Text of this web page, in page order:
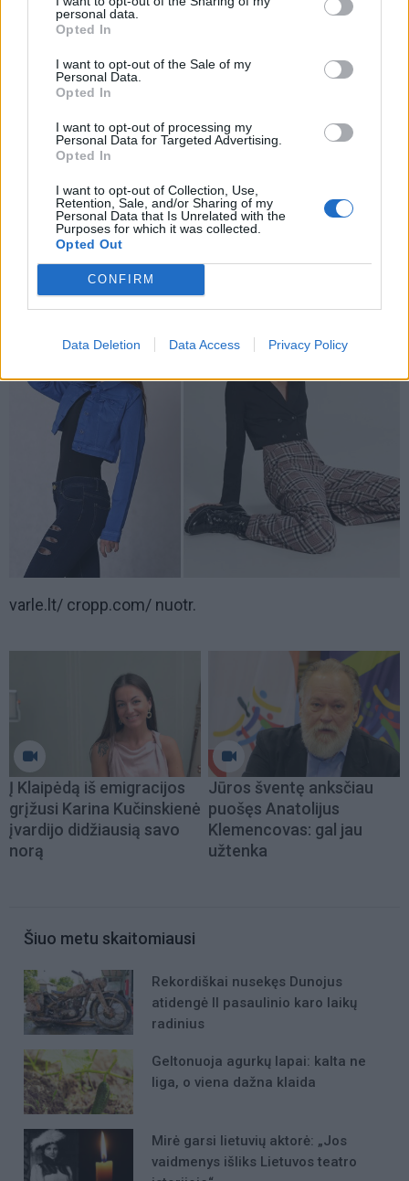
personal data.
Opted In
I want to opt-out of the Sale of my
Personal Data.
Opted In
I want to opt-out of processing my
Personal Data for Targeted Advertising.
Opted In
I want to opt-out of Collection, Use,
Retention, Sale, and/or Sharing of my
Personal Data that Is Unrelated with the
Purposes for which it was collected.
Opted Out
CONFIRM
Data Deletion Data Access Privacy Policy
Taip yra todėl, nes sijonas turi spalviškai derėti prie
švarko, o tai reiškia, kad sijonas turi būti tos pačios
spalvos, tik ryškesnio atspalvio (arba atvirkščiai) nei
švarkas.
Šie spalvų kontrastai sukurs atsvarą ir neužgoš, o tik
paryškins švarko išskirtinumą.
Sijonų kirpimai gali būti estetiškai priglundantys ir
lengvi - mini arba midi stiliaus, šilko medžiagos sijonai,
kurie itin pabrėžia jūsų subtilų siluetą.
varle.lt/ cropp.com/ nuotr.
Į Klaipėdą iš emigracijos
grįžusi Karina Kučinskienė
įvardijo didžiausią savo
norą
Jūros šventę anksčiau
puošęs Anatolijus
Klemencovas: gal jau
užtenka
Šiuo metu skaitomiausi
Rekordiškai nusekęs Dunojus
atidengė II pasaulinio karo laikų
radinius
Geltonuoja agurkų lapai: kalta ne
liga, o viena dažna klaida
Mirė garsi lietuvių aktorė: „Jos
vaidmenys išliks Lietuvos teatro